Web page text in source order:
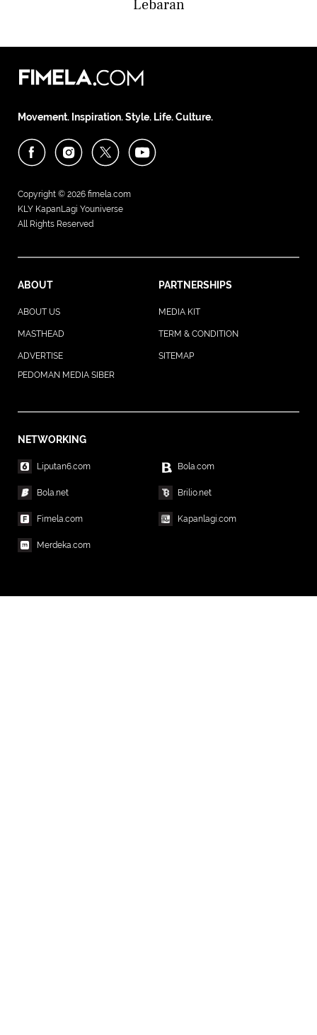
Lebaran
Movement. Inspiration. Style. Life. Culture.
Copyright © 2026 fimela.com
KLY KapanLagi Youniverse
All Rights Reserved
ABOUT PARTNERSHIPS
ABOUT US MEDIA KIT
MASTHEAD TERM & CONDITION
ADVERTISE
SITEMAP
PEDOMAN MEDIA SIBER
NETWORKING
Liputan6.com Bola.com
Bola.net Brilio.net
Fimela.com Kapanlagi.com
Merdeka.com